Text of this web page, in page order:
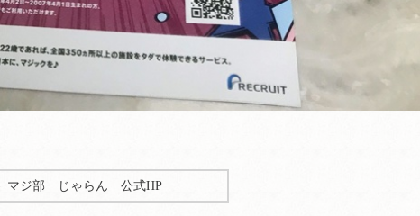
マジ部 じゃらん 公式HP